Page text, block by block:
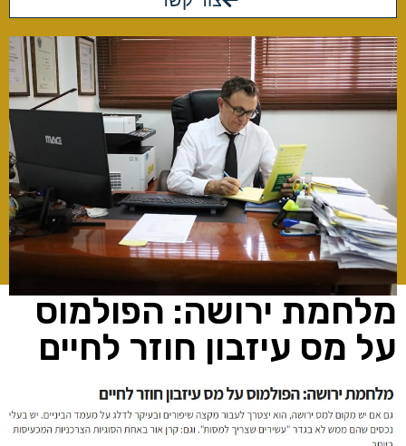
מלחמת ירושה: הפולמוס
על מס עיזבון חוזר לחיים